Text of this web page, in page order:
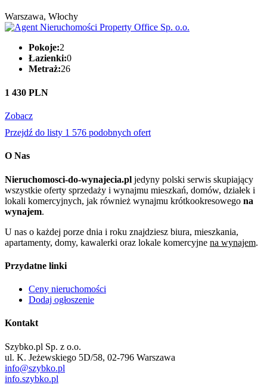
Warszawa, Włochy
Pokoje:2
Łazienki:0
Metraż:26
1 430 PLN
Zobacz
Przejdź do listy 1 576 podobnych ofert
O Nas
Nieruchomosci-do-wynajecia.pl jedyny polski serwis skupiający
wszystkie oferty sprzedaży i wynajmu mieszkań, domów, działek i
lokali komercyjnych, jak również wynajmu krótkookresowego na
wynajem.
U nas o każdej porze dnia i roku znajdziesz biura, mieszkania,
apartamenty, domy, kawalerki oraz lokale komercyjne na wynajem.
Przydatne linki
Ceny nieruchomości
Dodaj ogłoszenie
Kontakt
Szybko.pl Sp. z o.o.
ul. K. Jeżewskiego 5D/58, 02-796 Warszawa
info@szybko.pl
info.szybko.pl